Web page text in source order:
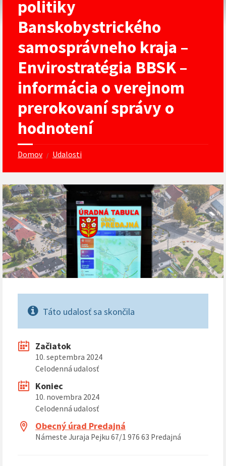
politiky
Banskobystrického
samosprávneho kraja –
Envirostratégia BBSK –
informácia o verejnom
prerokovaní správy o
hodnotení
Domov / Udalosti
Táto udalosť sa skončila
Začiatok
10. septembra 2024
Celodenná udalosť
Koniec
10. novembra 2024
Celodenná udalosť
Obecný úrad Predajná
Námeste Juraja Pejku 67/1 976 63 Predajná